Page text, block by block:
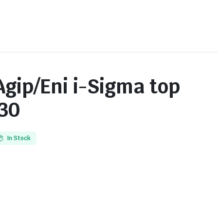
Детали цилиндро-поршневой группы
Колодки и накладки
Фильтры
Eni i-Sigma top
In Stock